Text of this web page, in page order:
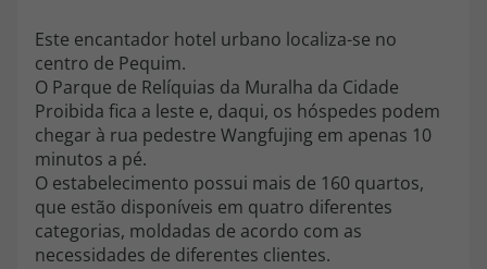
218 925 471
Custo de uma chamada para a rede fixa nacional.
A sua agência de viagens Top Atlântico tem a preocupação de estar
sempre mais perto de si, para maior comodidade e total facilidade
na marcação das suas viagens, tem ainda ao seu dispor o nosso call
center a funcionar todos os dias úteis das 10:00 às 20:00 e Sábado
das 10:00 às 14:00.
topatlantico@topatlantico.com
Este encantador hotel urbano localiza-se no
centro de Pequim.
O Parque de Relíquias da Muralha da Cidade
Proibida fica a leste e, daqui, os hóspedes podem
chegar à rua pedestre Wangfujing em apenas 10
minutos a pé.
O estabelecimento possui mais de 160 quartos,
que estão disponíveis em quatro diferentes
categorias, moldadas de acordo com as
necessidades de diferentes clientes.